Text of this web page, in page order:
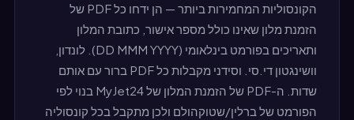
הקונסוליות המחמירות ביותר — הן ידחו כל PDF של
הזמנת מלון שאינו כולל מספר אישור, כתובת המלון
ותאריכים בפורמט בינלאומי (DD MMM YYYY). לונדון,
וושינגטון די.סי. וסידני מקבלות כל PDF ברור עם אותם
שדות. ה-PDF של הזמנת המלון של MyJet24 בנוי לפי
הפורמט של ברלין/שטוקהולם ולכן מתקבל בכל קונסוליה